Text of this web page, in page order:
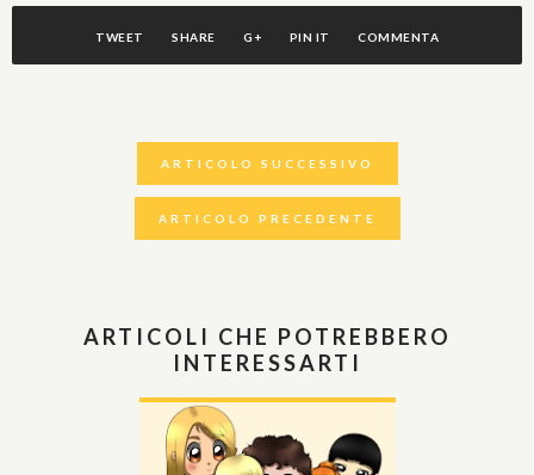
TWEET SHARE G+ PIN IT COMMENTA
ARTICOLO SUCCESSIVO
ARTICOLO PRECEDENTE
ARTICOLI CHE POTREBBERO
INTERESSARTI